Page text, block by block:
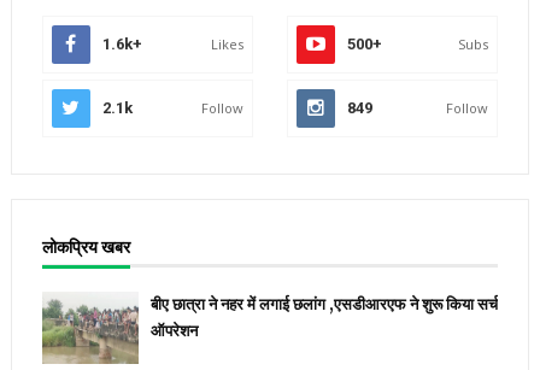
1.6k+ Likes 500+ Subs
2.1k Follow 849 Follow
लोकप्रिय खबर
बीए छात्रा ने नहर में लगाई छलांग ,एसडीआरएफ ने शुरू किया सर्च
ऑपरेशन